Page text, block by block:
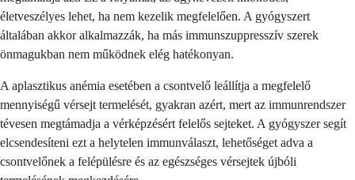
életveszélyes lehet, ha nem kezelik megfelelően. A gyógyszert
általában akkor alkalmazzák, ha más immunszuppresszív szerek
önmagukban nem működnek elég hatékonyan.
A aplasztikus anémia esetében a csontvelő leállítja a megfelelő
mennyiségű vérsejt termelését, gyakran azért, mert az immunrendszer
tévesen megtámadja a vérképzésért felelős sejteket. A gyógyszer segít
elcsendesíteni ezt a helytelen immunválaszt, lehetőséget adva a
csontvelőnek a felépülésre és az egészséges vérsejtek újbóli